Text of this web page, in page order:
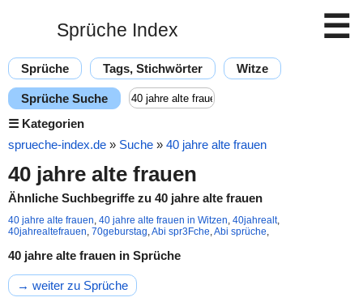
Sprüche Index ☰
Sprüche Tags, Stichwörter Witze
Sprüche Suche
☰ Kategorien
sprueche-index.de » Suche » 40 jahre alte frauen
40 jahre alte frauen
Ähnliche Suchbegriffe zu 40 jahre alte frauen
40 jahre alte frauen, 40 jahre alte frauen in Witzen, 40jahrealt,
40jahrealtefrauen, 70geburstag,Abi spr3Fche,Abi sprüche,
40 jahre alte frauen in Sprüche
→ weiter zu Sprüche